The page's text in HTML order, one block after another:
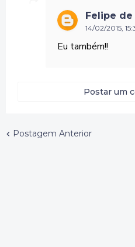
Felipe de
14/02/2015,
Eu também!!
Postar um
Postagem Anterior